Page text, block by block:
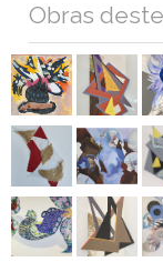
Obras